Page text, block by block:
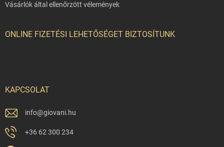
Vásárlók által ellenőrzött vélemények
ONLINE FIZETÉSI LEHETŐSÉGET BIZTOSÍTUNK
KAPCSOLAT
info@giovani.hu
+36 62 300 234